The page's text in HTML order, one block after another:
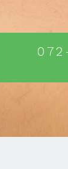
פגישת היכרות ראשונית, ניתן להתקשר ל - 072-